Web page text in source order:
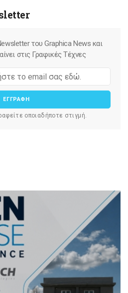
του Graphica News και
στις Γραφικές Τέχνες
ΕΓΓΡΑΦΗ
οποιαδήποτε στιγμή.